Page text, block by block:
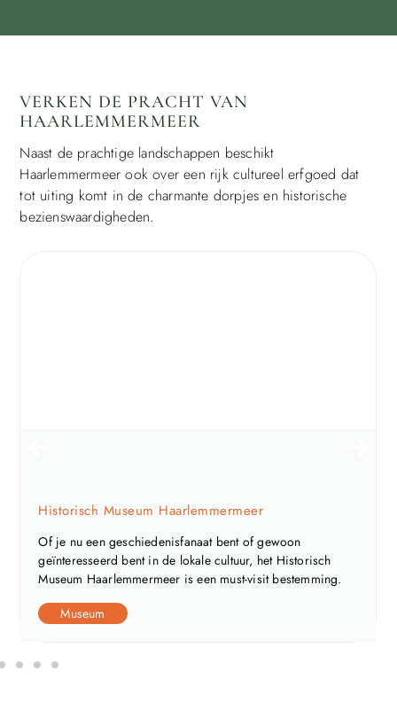
VERKEN DE PRACHT VAN
HAARLEMMERMEER
Naast de prachtige landschappen beschikt
Haarlemmermeer ook over een rijk cultureel erfgoed dat
tot uiting komt in de charmante dorpjes en historische
bezienswaardigheden.
Gemaal De Cruquius
Je kunt hier alles leren over de geschiedenis van de regio,
van de eerste bewoners tot de ontwikkeling van de
landbouw en de groei van de steden.
Museum